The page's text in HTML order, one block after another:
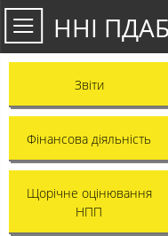
ННІ
Звіти
Фінансова діяльність
Щорічне оцінювання
НПП